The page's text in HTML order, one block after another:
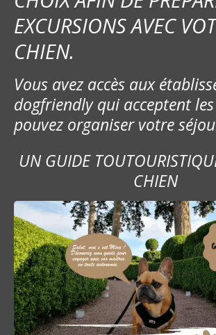
n
d
e
s
m
e
s
s
a
g
e
EXCURSIONS AVEC
CHIEN.
Vous avez accès aux
dogfriendly qui acceptent
pouvez organiser votre
UN GUIDE
CHIEN